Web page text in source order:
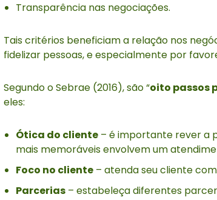
Transparência nas negociações.
Tais critérios beneficiam a relação nos
fidelizar pessoas, e especialmente por
Segundo o Sebrae (2016), são “oito passos
eles:
Ótica do cliente– é importante rever a
mais memoráveis envolvem um
Foco no cliente– atenda seu cliente
Parcerias– estabeleça diferentes